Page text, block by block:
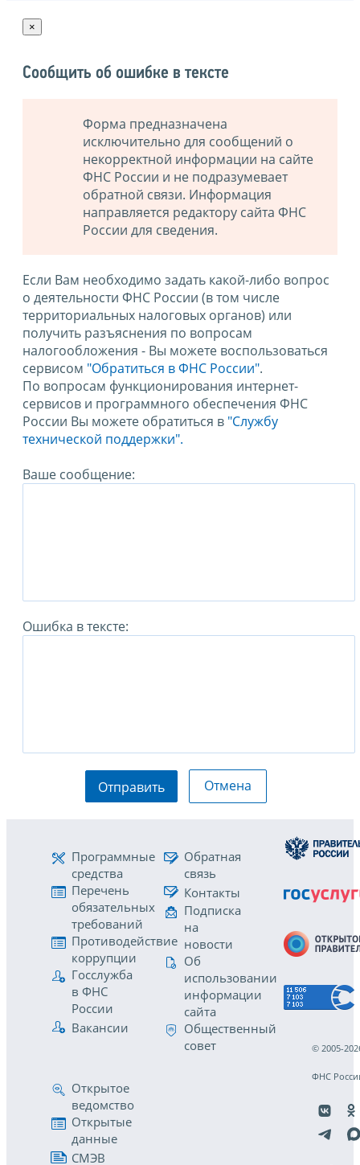
×
Сообщить об ошибке в тексте
Форма предназначена
исключительно для сообщений о
некорректной информации на сайте
ФНС России и не подразумевает
обратной связи. Информация
направляется редактору сайта ФНС
России для сведения.
Если Вам необходимо задать какой-либо вопрос
о деятельности ФНС России (в том числе
территориальных налоговых органов) или
получить разъяснения по вопросам
налогообложения - Вы можете воспользоваться
сервисом "Обратиться в ФНС России".
По вопросам функционирования интернет-
сервисов и программного обеспечения ФНС
России Вы можете обратиться в "Службу
технической поддержки".
Ваше сообщение:
Ошибка в тексте:
Отправить Отмена
Программные
средства
Перечень
обязательных
требований
Противодействие
коррупции
Госслужба
в ФНС
России
Вакансии
Обратная
связь
Контакты
Подписка
на
новости
Об
использовании
информации
сайта
Общественный
совет
Открытое
ведомство
Открытые
данные
СМЭВ
© 2005-
ФНС